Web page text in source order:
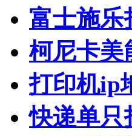
富士施乐
柯尼卡美
打印机ip
快递单只